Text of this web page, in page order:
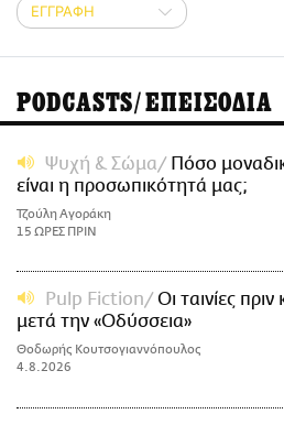
ΕΓΓΡΑΦΗ
PODCASTS/ΕΠΕΙΣΟΔΙΑ
Ψυχή & Σώμα
Πόσο
είναι η προσωπικότητά μας;
Τζούλη Αγοράκη
15 ΩΡΕΣ ΠΡΙΝ
Pulp Fiction
Οι ταινίες πριν
μετά την «Οδύσσεια»
Θοδωρής Κουτσογιαννόπουλος
4.8.2026